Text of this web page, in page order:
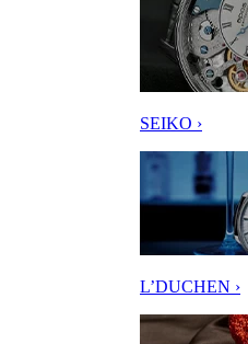
SEIKO ›
L’DUCHEN ›